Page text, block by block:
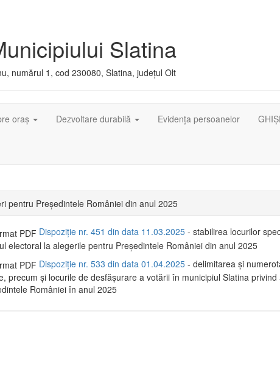
Slatina
numărul 1, cod 230080, Slatina, județul Olt
oraș Dezvoltare durabilă Evidența persoanelor
pentru Președintele României din anul 2025
Dispoziție nr. 451 din data 11.03.2025 - stabilirea locurilor
electoral la alegerile pentru Președintele României din anul 2025
Dispoziție nr. 533 din data 01.04.2025 - delimitarea şi
precum şi locurile de desfăşurare a votării în municipiul Slatina
României în anul 2025